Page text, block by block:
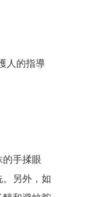
人的指導
的手揉眼
另外，如